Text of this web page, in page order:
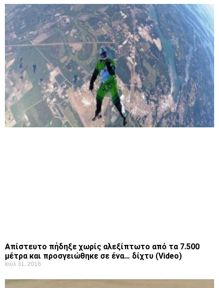
Απίστευτο πήδηξε χωρίς αλεξίπτωτο από τα 7.500
μέτρα και προσγειώθηκε σε ένα… δίχτυ (Video)
Ιούλ 31, 2016